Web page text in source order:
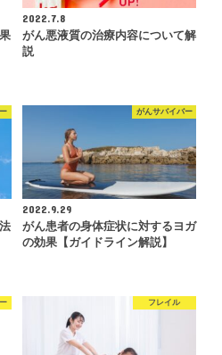
2022.7.8
がん悪液質の治療内容について解
説
がんサバイバー
2022.9.29
がん患者の身体症状に対するヨガ
の効果【ガイドライン解説】
フレイル